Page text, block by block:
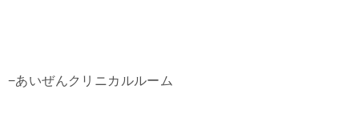
−あいぜんクリニカルルーム